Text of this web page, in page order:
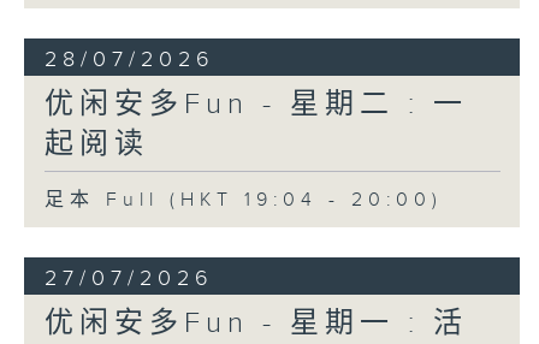
28/07/2026
优闲安多Fun - 星期二 : 一
起阅读
足本 Full (HKT 19:04 - 20:00)
27/07/2026
优闲安多Fun - 星期一 : 活